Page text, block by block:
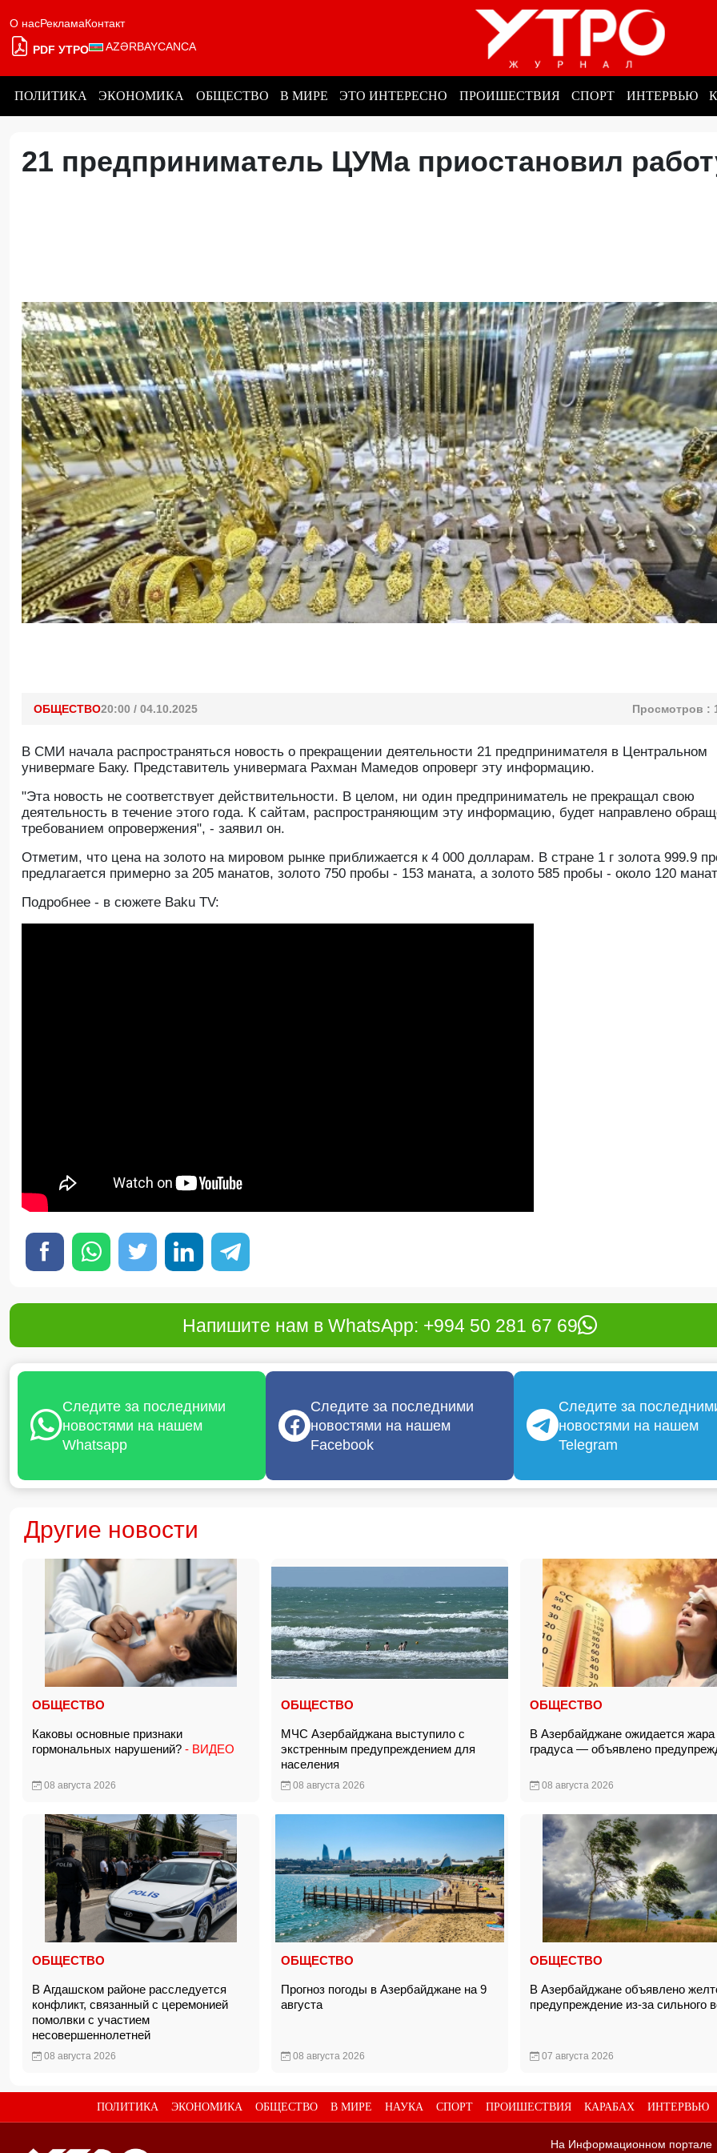
О насРекламаКонтакт
PDF УТРО AZƏRBAYCANCA
ПОЛИТИКА ЭКОНОМИКА ОБЩЕСТВО В МИРЕ ЭТО ИНТЕРЕСНО ПРОИШЕСТВИЯ СПОРТ ИНТЕРВЬЮ
21 предприниматель ЦУМа приостановил
ОБЩЕСТВО20:00 / 04.10.2025 Просмотров :
В СМИ начала распространяться новость о прекращении деятельности 21 предпринимателя в Центральном
универмаге Баку. Представитель универмага Рахман Мамедов опроверг эту информацию.
"Эта новость не соответствует действительности. В целом, ни один предприниматель не прекращал свою
деятельность в течение этого года. К сайтам, распространяющим эту информацию, будет направлено
требованием опровержения", - заявил он.
Отметим, что цена на золото на мировом рынке приближается к 4 000 долларам. В стране 1 г золота 999.9
предлагается примерно за 205 манатов, золото 750 пробы - 153 маната, а золото 585 пробы - около 120
Подробнее - в сюжете Baku TV:
Напишите нам в WhatsApp: +994 50 281 67 69
Следите за последними
новостями на нашем
Whatsapp
Следите за последними
новостями на нашем
Facebook
Следите за
новостями на нашем
Telegram
Другие новости
ОБЩЕСТВО
Каковы основные признаки
гормональных нарушений? - ВИДЕО
08 августа 2026
ОБЩЕСТВО
МЧС Азербайджана выступило с
экстренным предупреждением для
населения
08 августа 2026
ОБЩЕСТВО
В Азербайджане ожидается жара
градуса — объявлено
08 августа 2026
ОБЩЕСТВО
В Агдашском районе расследуется
конфликт, связанный с церемонией
помолвки с участием
несовершеннолетней
08 августа 2026
ОБЩЕСТВО
Прогноз погоды в Азербайджане на 9
августа
08 августа 2026
ОБЩЕСТВО
В Азербайджане объявлено
предупреждение из-за сильного
07 августа 2026
ПОЛИТИКА ЭКОНОМИКА ОБЩЕСТВО В МИРЕ НАУКА СПОРТ ПРОИШЕСТВИЯ КАРАБАХ ИНТЕРВЬЮ
На Информационном портале